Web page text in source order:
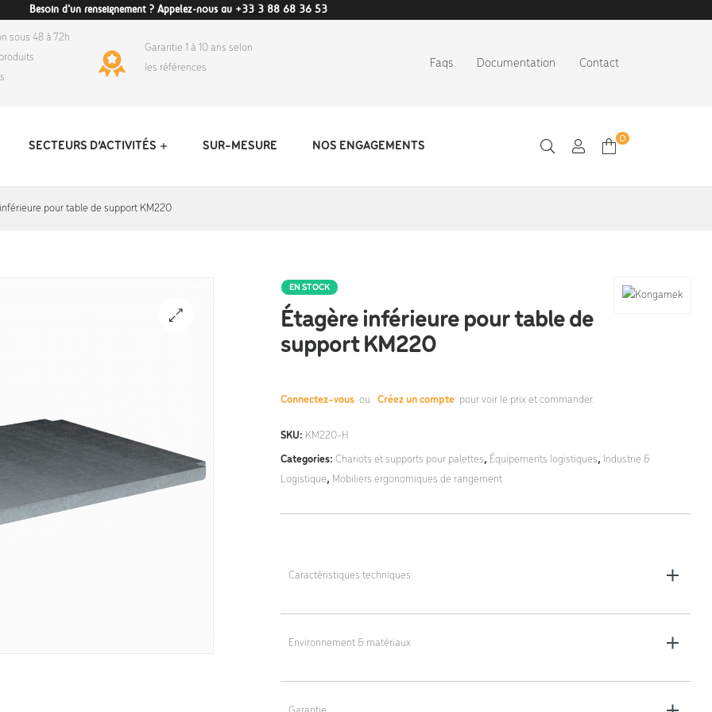
Besoin d'un renseignement ? Appelez-nous au +33 3 88 68 36 53
sous 48 à 72h
Garantie 1 à 10 ans selon
les références
Faqs Documentation Contact
SECTEURS D’ACTIVITÉS SUR-MESURE NOS ENGAGEMENTS
0
pour table de support KM220
EN STOCK
Étagère inférieure pour table de
support KM220
Connectez-vous ou Créez un compte pour voir le prix et commander.
SKU: KM220-H
Categories: Chariots et supports pour palettes, Équipements logistiques, Industrie &
Logistique, Mobiliers ergonomiques de rangement
Caractéristiques techniques
Pour table de soutien KM220
Dimensions totales (L x l x H) : 1206 x 806 x 40 mm
Environnement & matériaux
Aluzinc